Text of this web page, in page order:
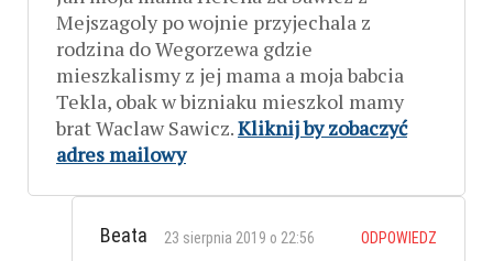
Mejszagoly po wojnie przyjechala z
rodzina do Wegorzewa gdzie
mieszkalismy z jej mama a moja babcia
Tekla, obak w bizniaku mieszkol mamy
brat Waclaw Sawicz.Kliknij by zobaczyć
adres mailowy
Beata 23 sierpnia 2019 o 22:56 ODPOWIEDZ